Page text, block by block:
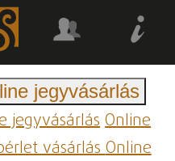
jegyvásárlás
jegyvásárlásOnline
vásárlásOnline